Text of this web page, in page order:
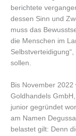
berichtete
dessen Sinn und
muss das
die Menschen im
sollen.
Bis November
Goldhandels
junior gegründet
am Namen
belastet gilt: Denn